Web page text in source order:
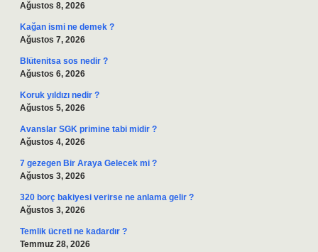
Ağustos 8, 2026
Kağan ismi ne demek ?
Ağustos 7, 2026
Blütenitsa sos nedir ?
Ağustos 6, 2026
Koruk yıldızı nedir ?
Ağustos 5, 2026
Avanslar SGK primine tabi midir ?
Ağustos 4, 2026
7 gezegen Bir Araya Gelecek mi ?
Ağustos 3, 2026
320 borç bakiyesi verirse ne anlama gelir ?
Ağustos 3, 2026
Temlik ücreti ne kadardır ?
Temmuz 28, 2026